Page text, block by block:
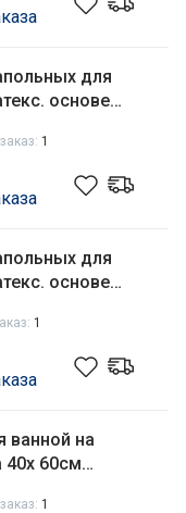
для
основе
1
для
основе
2239
1
ванной на
1